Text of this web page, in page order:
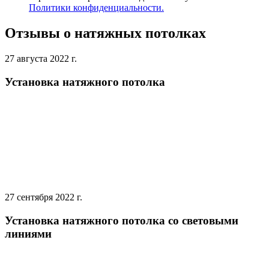
Политики конфиденциальности.
Отзывы о натяжных потолках
27 августа 2022 г.
Установка натяжного потолка
27 сентября 2022 г.
Установка натяжного потолка со световыми
линиями